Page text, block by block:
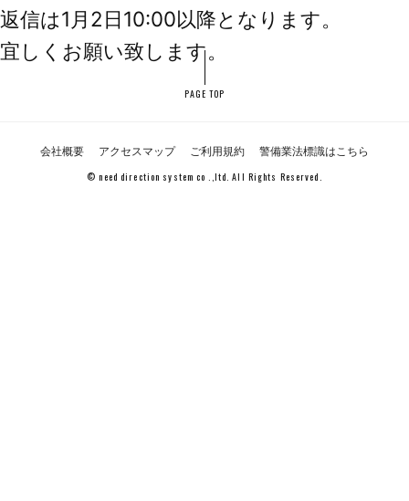
新規メンバー応募 メンバーログイン
返信は1月2日10:00以降となります。
宜しくお願い致します。
PAGE TOP
会社概要 アクセスマップ ご利用規約
警備業法標識はこちら
© need direction system co .,ltd. All Rights Reserved.